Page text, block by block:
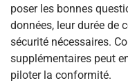
poser les bonnes
données, leur durée de
sécurité nécessaires.
supplémentaires peut
piloter la conformité.